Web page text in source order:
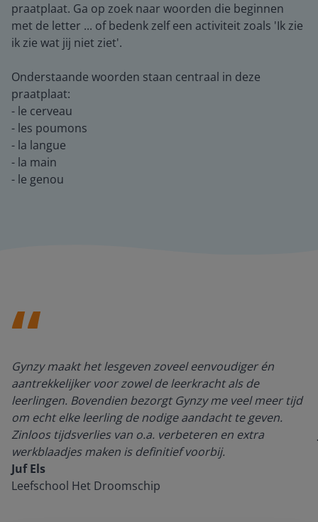
praatplaat. Ga op zoek naar woorden die beginnen
met de letter ... of bedenk zelf een activiteit zoals 'Ik zie
ik zie wat jij niet ziet'.
Onderstaande woorden staan centraal in deze
praatplaat:
- le cerveau
- les poumons
- la langue
- la main
- le genou
Gynzy maakt het lesgeven zoveel eenvoudiger én
aantrekkelijker voor zowel de leerkracht als de
leerlingen. Bovendien bezorgt Gynzy me veel meer tijd
om echt elke leerling de nodige aandacht te geven.
Zinloos tijdsverlies van o.a. verbeteren en extra
werkblaadjes maken is definitief voorbij.
Juf Els
Leefschool Het Droomschip